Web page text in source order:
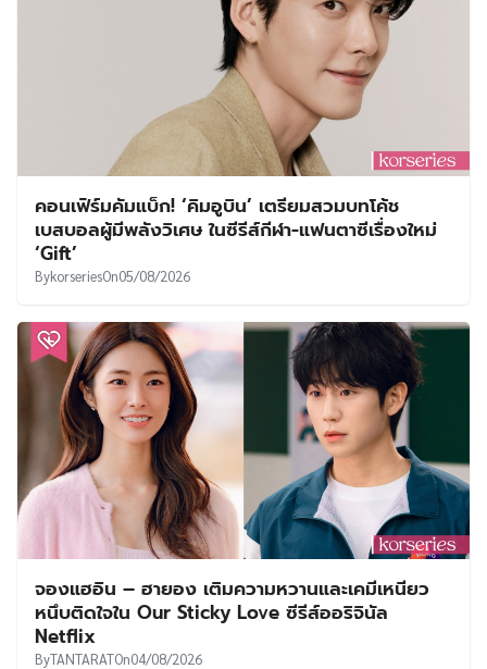
คอนเฟิร์มคัมแบ็ก! ‘คิมอูบิน’ เตรียมสวมบทโค้ช
เบสบอลผู้มีพลังวิเศษ ในซีรีส์กีฬา-แฟนตาซีเรื่องใหม่
‘Gift’
BykorseriesOn05/08/2026
จองแฮอิน – ฮายอง เติมความหวานและเคมีเหนียว
หนึบติดใจใน Our Sticky Love ซีรีส์ออริจินัล
Netflix
ByTANTARATOn04/08/2026